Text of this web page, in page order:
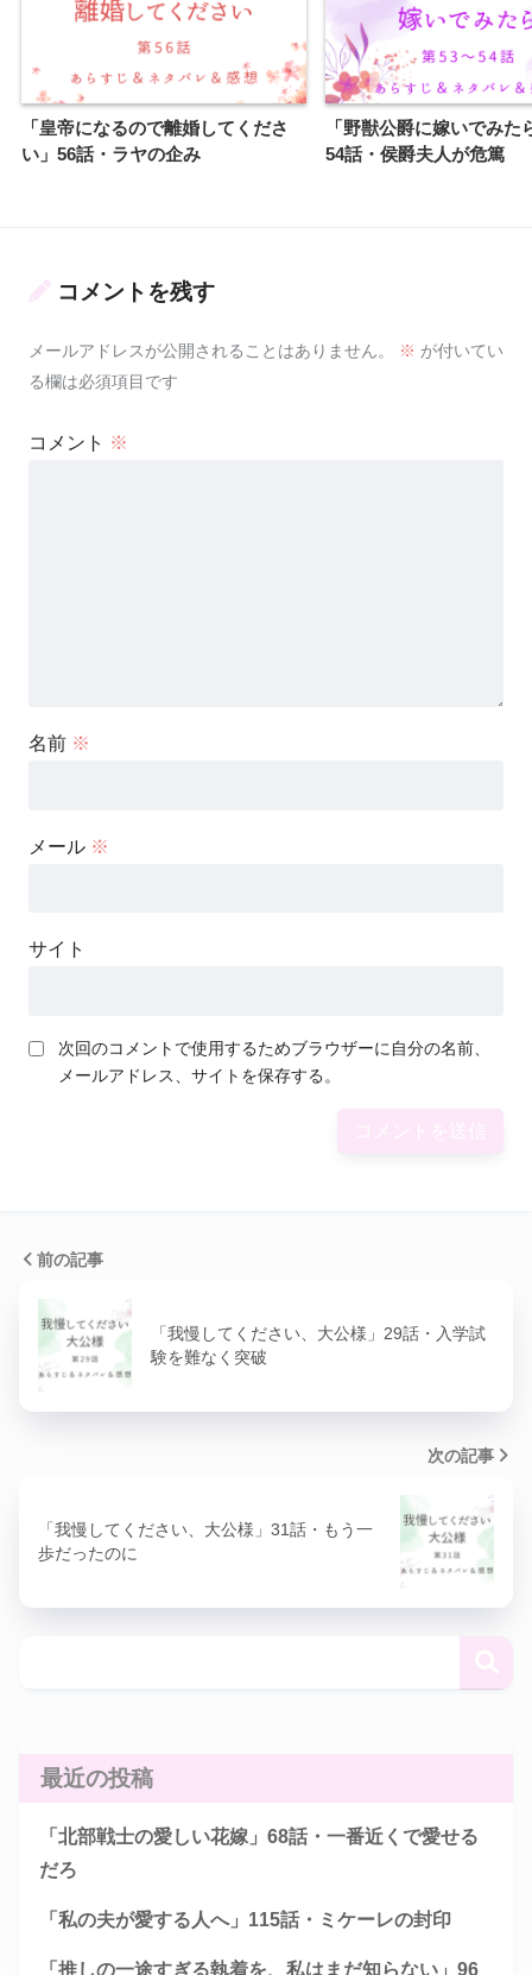
「皇帝になるので離婚してくださ
い」56話・ラヤの企み
「野獣公爵に嫁いでみた
54話・侯爵夫人が危篤
コメントを残す
メールアドレスが公開されることはありません。 ※ が付いてい
る欄は必須項目です
コメント ※
名前 ※
メール ※
サイト
次回のコメントで使用するためブラウザーに自分の名前、
メールアドレス、サイトを保存する。
前の記事
「我慢してください、大公様」29話・入学試
験を難なく突破
次の記事
「我慢してください、大公様」31話・もう一
歩だったのに
最近の投稿
「北部戦士の愛しい花嫁」68話・一番近くで愛せる
だろ
「私の夫が愛する人へ」115話・ミケーレの封印
「推しの一途すぎる執着を、私はまだ知らない」96